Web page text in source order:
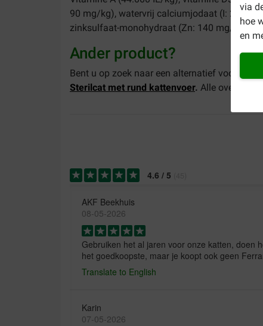
via
hoe
en
90 mg/kg), watervrij calciumjodaat (I: 2,3
zinksulfaat-monohydraat (Zn: 140 mg/kg),
Ander product?
Bent u op zoek naar een alternatief voor dit
Sterilcat met rund kattenvoer. Alle overige
4.6 / 5
AKF Beekhuis
08-05-2026
Gebruiken het al jaren voor onze katten, doen
het goedkoopste, maar je koopt ook geen
Translate to English
Karin
07-05-2026